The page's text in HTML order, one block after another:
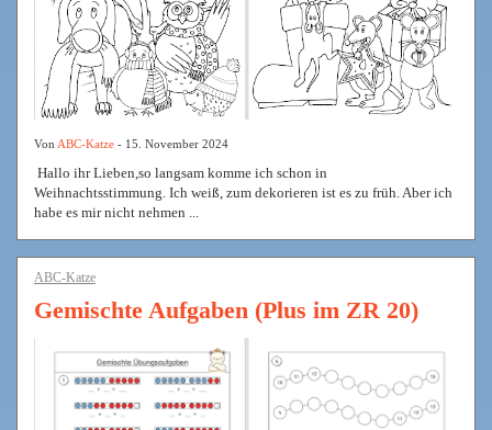
Von ABC-Katze - 15. November 2024
Hallo ihr Lieben,so langsam komme ich schon in
Weihnachtsstimmung. Ich weiß, zum dekorieren ist es zu früh. Aber ich
habe es mir nicht nehmen ...
ABC-Katze
Gemischte Aufgaben (Plus im ZR 20)